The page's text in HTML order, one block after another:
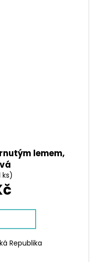
lemem,
ks)
Republika